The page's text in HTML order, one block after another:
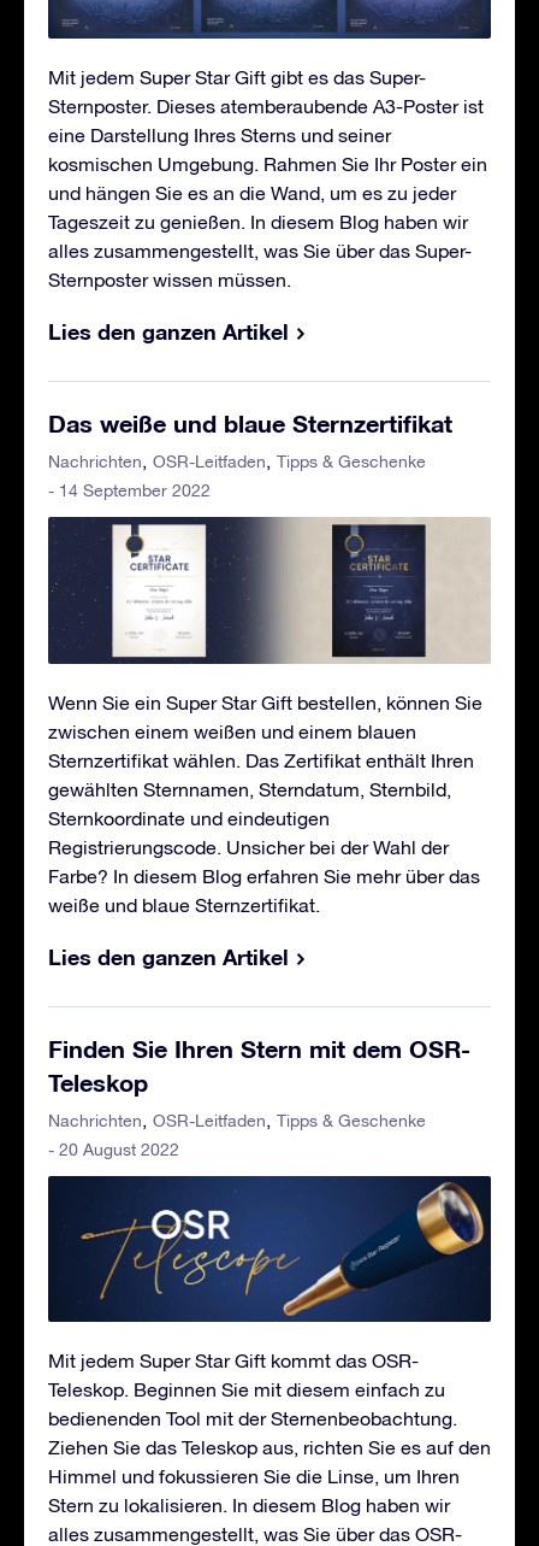
Mit jedem Super Star Gift gibt es das Super-
Sternposter. Dieses atemberaubende A3-Poster ist
eine Darstellung Ihres Sterns und seiner
kosmischen Umgebung. Rahmen Sie Ihr Poster ein
und hängen Sie es an die Wand, um es zu jeder
Tageszeit zu genießen. In diesem Blog haben wir
alles zusammengestellt, was Sie über das Super-
Sternposter wissen müssen.
Lies den ganzen Artikel
Das weiße und blaue Sternzertifikat
Nachrichten OSR-Leitfaden
Tipps & Geschenke
- 14 September 2022
Wenn Sie ein Super Star Gift bestellen, können Sie
zwischen einem weißen und einem blauen
Sternzertifikat wählen. Das Zertifikat enthält Ihren
gewählten Sternnamen, Sterndatum, Sternbild,
Sternkoordinate und eindeutigen
Registrierungscode. Unsicher bei der Wahl der
Farbe? In diesem Blog erfahren Sie mehr über das
weiße und blaue Sternzertifikat.
Lies den ganzen Artikel
Finden Sie Ihren Stern mit dem OSR-
Teleskop
Nachrichten OSR-Leitfaden
Tipps & Geschenke
- 20 August 2022
Mit jedem Super Star Gift kommt das OSR-
Teleskop. Beginnen Sie mit diesem einfach zu
bedienenden Tool mit der Sternenbeobachtung.
Ziehen Sie das Teleskop aus, richten Sie es auf den
Himmel und fokussieren Sie die Linse, um Ihren
Stern zu lokalisieren. In diesem Blog haben wir
alles zusammengestellt, was Sie über das OSR-